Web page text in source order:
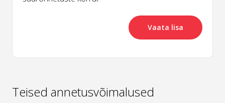
Vaata lisa
Teised annetusvõimalused